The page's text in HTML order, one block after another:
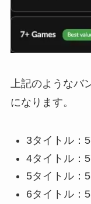
上記のようなバ
になります。
3タイトル：
4タイトル：
5タイトル：
6タイトル：